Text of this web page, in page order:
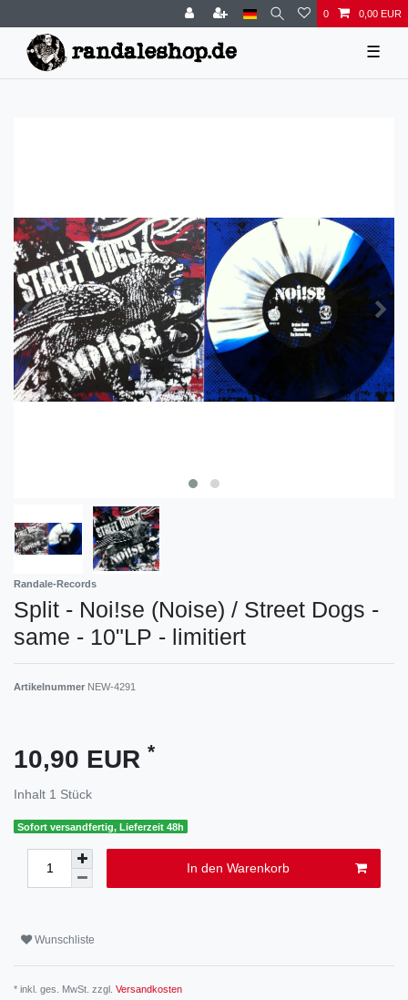
0 0,00 EUR
☰
Randale-Records
Split - Noi!se (Noise) / Street Dogs -
same - 10"LP - limitiert
Artikelnummer NEW-4291
10,90 EUR *
Inhalt 1 Stück
Sofort versandfertig, Lieferzeit 48h
In den Warenkorb
Wunschliste
* inkl. ges. MwSt. zzgl. Versandkosten